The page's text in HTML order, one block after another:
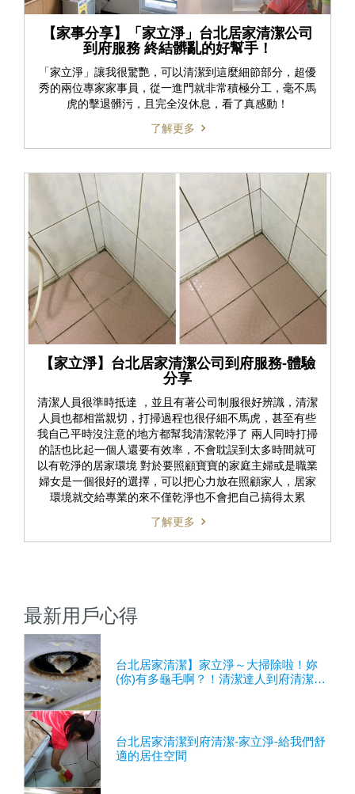
【家事分享】「家立淨」台北居家清潔公司
到府服務 終結髒亂的好幫手！
「家立淨」讓我很驚艷，可以清潔到這麼細節部分，超優
秀的兩位專家家事員，從一進門就非常積極分工，毫不馬
虎的擊退髒污，且完全沒休息，看了真感動！
了解更多
【家立淨】台北居家清潔公司到府服務-體驗
分享
清潔人員很準時抵達 ，並且有著公司制服很好辨識，清潔
人員也都相當親切，打掃過程也很仔細不馬虎，甚至有些
我自己平時沒注意的地方都幫我清潔乾淨了 兩人同時打掃
的話也比起一個人還要有效率，不會耽誤到太多時間就可
以有乾淨的居家環境 對於要照顧寶寶的家庭主婦或是職業
婦女是一個很好的選擇，可以把心力放在照顧家人，居家
環境就交給專業的來不僅乾淨也不會把自己搞得太累
了解更多
最新用戶心得
台北居家清潔】家立淨～大掃除啦！妳
(你)有多龜毛啊？！清潔達人到府清潔，
台北居家清潔到府清潔-家立淨-給我們舒
適的居住空間